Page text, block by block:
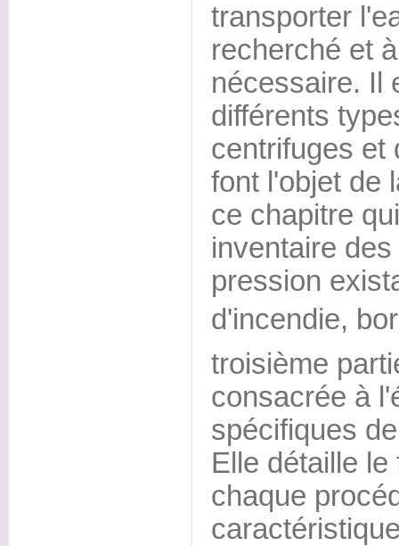
transporter
recherché et
nécessaire. Il
différents
centrifuges et
font l'objet de
ce chapitre
inventaire
pression
d'incendie,
troisième
consacrée à
spécifiques
Elle détaille
chaque